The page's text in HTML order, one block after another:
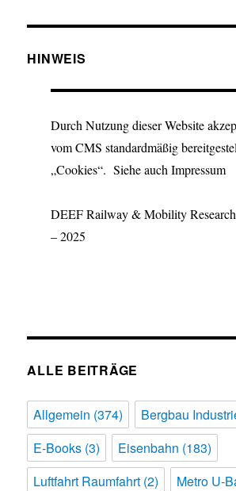
HINWEIS
Durch Nutzung dieser Website
vom CMS standardmäßig
„Cookies“. Siehe auch Impressum
DEEF Railway & Mobility
– 2025
ALLE BEITRÄGE
Allgemein (374) Bergbau
E-Books (3) Eisenbahn (183)
Luftfahrt Raumfahrt (2) Metro U-